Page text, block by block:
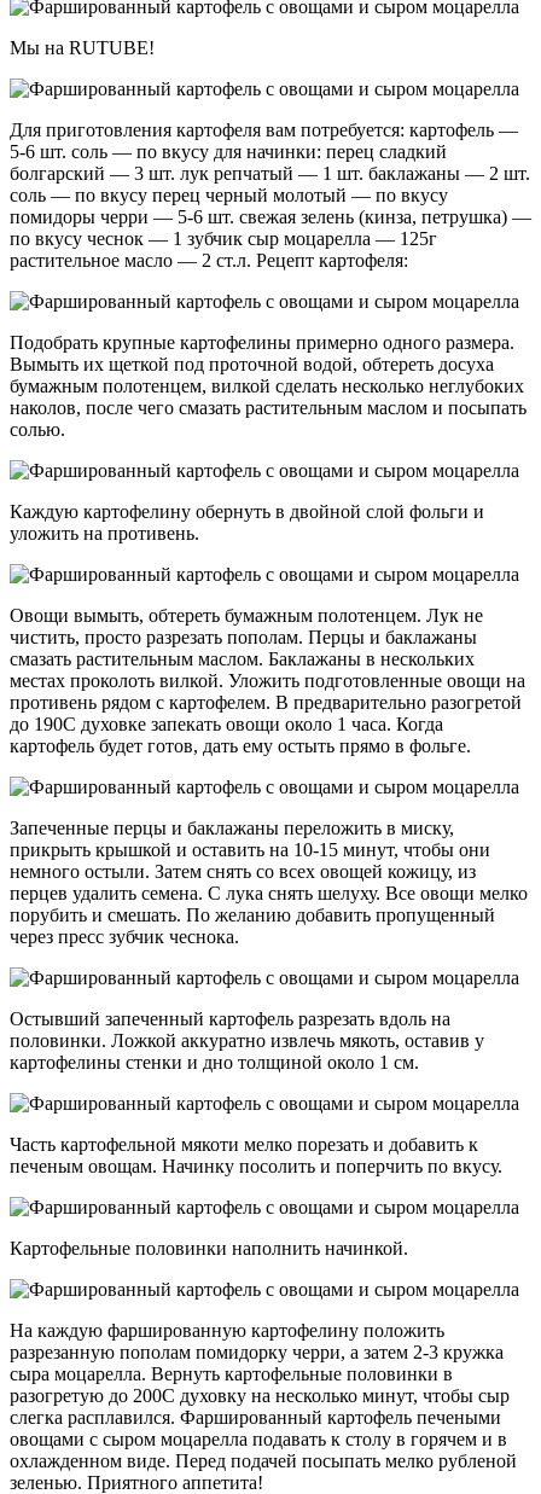
Мы на RUTUBE!
Для приготовления картофеля вам потребуется: картофель —
5-6 шт. соль — по вкусу для начинки: перец сладкий
болгарский — 3 шт. лук репчатый — 1 шт. баклажаны — 2 шт.
соль — по вкусу перец черный молотый — по вкусу
помидоры черри — 5-6 шт. свежая зелень (кинза, петрушка) —
по вкусу чеснок — 1 зубчик сыр моцарелла — 125г
растительное масло — 2 ст.л. Рецепт картофеля:
Подобрать крупные картофелины примерно одного размера.
Вымыть их щеткой под проточной водой, обтереть досуха
бумажным полотенцем, вилкой сделать несколько неглубоких
наколов, после чего смазать растительным маслом и посыпать
солью.
Каждую картофелину обернуть в двойной слой фольги и
уложить на противень.
Овощи вымыть, обтереть бумажным полотенцем. Лук не
чистить, просто разрезать пополам. Перцы и баклажаны
смазать растительным маслом. Баклажаны в нескольких
местах проколоть вилкой. Уложить подготовленные овощи на
противень рядом с картофелем. В предварительно разогретой
до 190С духовке запекать овощи около 1 часа. Когда
картофель будет готов, дать ему остыть прямо в фольге.
Запеченные перцы и баклажаны переложить в миску,
прикрыть крышкой и оставить на 10-15 минут, чтобы они
немного остыли. Затем снять со всех овощей кожицу, из
перцев удалить семена. С лука снять шелуху. Все овощи мелко
порубить и смешать. По желанию добавить пропущенный
через пресс зубчик чеснока.
Остывший запеченный картофель разрезать вдоль на
половинки. Ложкой аккуратно извлечь мякоть, оставив у
картофелины стенки и дно толщиной около 1 см.
Часть картофельной мякоти мелко порезать и добавить к
печеным овощам. Начинку посолить и поперчить по вкусу.
Картофельные половинки наполнить начинкой.
На каждую фаршированную картофелину положить
разрезанную пополам помидорку черри, а затем 2-3 кружка
сыра моцарелла. Вернуть картофельные половинки в
разогретую до 200С духовку на несколько минут, чтобы сыр
слегка расплавился. Фаршированный картофель печеными
овощами с сыром моцарелла подавать к столу в горячем и в
охлажденном виде. Перед подачей посыпать мелко рубленой
зеленью. Приятного аппетита!